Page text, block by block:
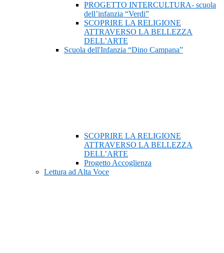
PROGETTO INTERCULTURA- scuola
dell’infanzia “Verdi”
SCOPRIRE LA RELIGIONE
ATTRAVERSO LA BELLEZZA
DELL’ARTE
Scuola dell'Infanzia “Dino Campana”
SCOPRIRE LA RELIGIONE
ATTRAVERSO LA BELLEZZA
DELL’ARTE
Progetto Accoglienza
Lettura ad Alta Voce